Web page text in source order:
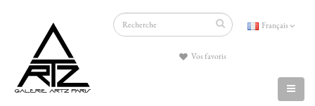
Français
Vos favoris